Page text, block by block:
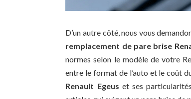
D’un autre côté, nous vous
remplacement de pare brise
normes selon le modèle de votre
entre le format de l’auto et le coût
Renault Egeus et ses